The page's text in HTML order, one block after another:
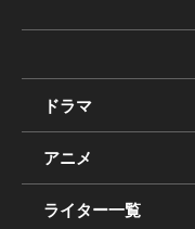
ドラマ
アニメ
ライター一覧